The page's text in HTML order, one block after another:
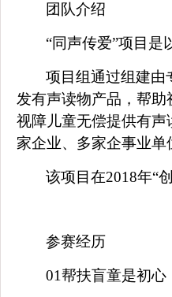
团队介绍
“同声传爱”项目是
项目组通过组建由
发有声读物产品，帮
视障儿童无偿提供有声
家企业、多家企事业单
该项目在2018年“
参赛经历
01帮扶盲童是初心